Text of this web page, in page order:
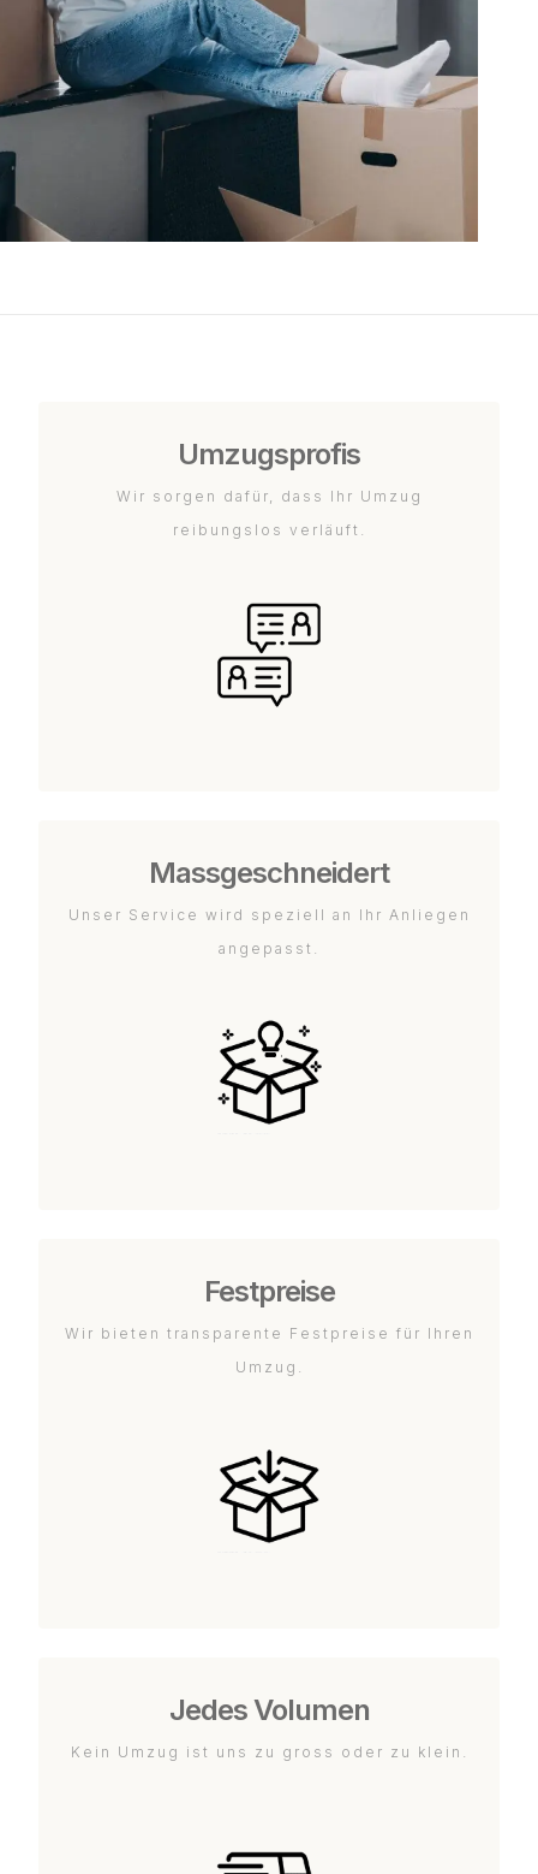
Umzugsprofis
Wir sorgen dafür, dass Ihr Umzug
reibungslos verläuft.
Massgeschneidert
Unser Service wird speziell an Ihr Anliegen
angepasst.
Festpreise
Wir bieten transparente Festpreise für Ihren
Umzug.
Jedes Volumen
Kein Umzug ist uns zu gross oder zu klein.